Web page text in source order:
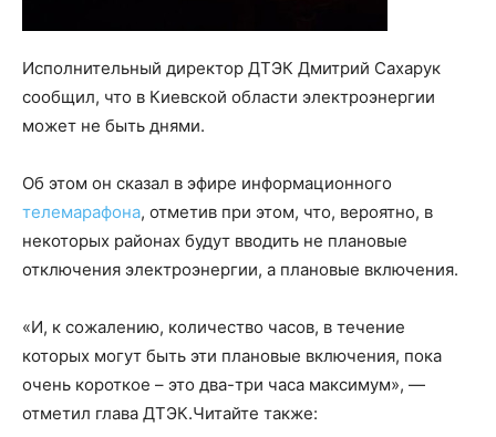
Исполнительный директор ДТЭК Дмитрий Сахарук
сообщил, что в Киевской области электроэнергии
может не быть днями.
Об этом он сказал в эфире информационного
телемарафона, отметив при этом, что, вероятно, в
некоторых районах будут вводить не плановые
отключения электроэнергии, а плановые включения.
«И, к сожалению, количество часов, в течение
которых могут быть эти плановые включения, пока
очень короткое – это два-три часа максимум», —
отметил глава ДТЭК.Читайте также: